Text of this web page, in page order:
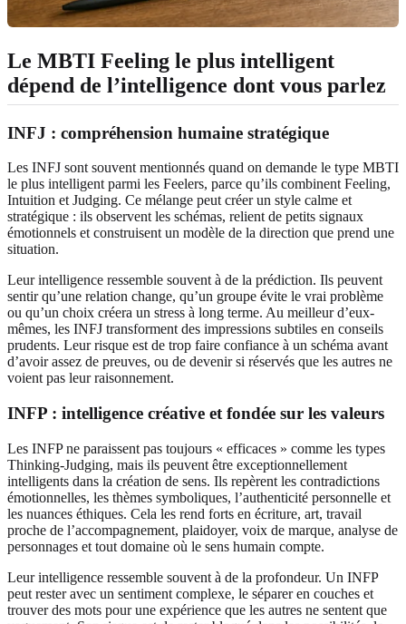
Le MBTI Feeling le plus intelligent
dépend de l’intelligence dont vous parlez
INFJ : compréhension humaine stratégique
Les INFJ sont souvent mentionnés quand on demande le type MBTI
le plus intelligent parmi les Feelers, parce qu’ils combinent Feeling,
Intuition et Judging. Ce mélange peut créer un style calme et
stratégique : ils observent les schémas, relient de petits signaux
émotionnels et construisent un modèle de la direction que prend une
situation.
Leur intelligence ressemble souvent à de la prédiction. Ils peuvent
sentir qu’une relation change, qu’un groupe évite le vrai problème
ou qu’un choix créera un stress à long terme. Au meilleur d’eux-
mêmes, les INFJ transforment des impressions subtiles en conseils
prudents. Leur risque est de trop faire confiance à un schéma avant
d’avoir assez de preuves, ou de devenir si réservés que les autres ne
voient pas leur raisonnement.
INFP : intelligence créative et fondée sur les valeurs
Les INFP ne paraissent pas toujours « efficaces » comme les types
Thinking-Judging, mais ils peuvent être exceptionnellement
intelligents dans la création de sens. Ils repèrent les contradictions
émotionnelles, les thèmes symboliques, l’authenticité personnelle et
les nuances éthiques. Cela les rend forts en écriture, art, travail
proche de l’accompagnement, plaidoyer, voix de marque, analyse de
personnages et tout domaine où le sens humain compte.
Leur intelligence ressemble souvent à de la profondeur. Un INFP
peut rester avec un sentiment complexe, le séparer en couches et
trouver des mots pour une expérience que les autres ne sentent que